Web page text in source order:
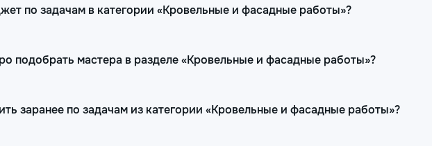
по задачам в категории «Кровельные и фасадные работы»?
подобрать мастера в разделе «Кровельные и фасадные работы»?
заранее по задачам из категории «Кровельные и фасадные работы»?